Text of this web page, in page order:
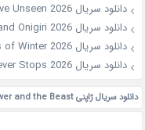
دانلود سریال Love Unseen 2026
دانلود سریال Gimbap and Onigiri 2026
دانلود سریال Sounds of Winter 2026
دانلود سریال Mr. Kurosaki’s Pure Love Never Stops 2026
دانلود سریال ژاپنی Flower and the Beast